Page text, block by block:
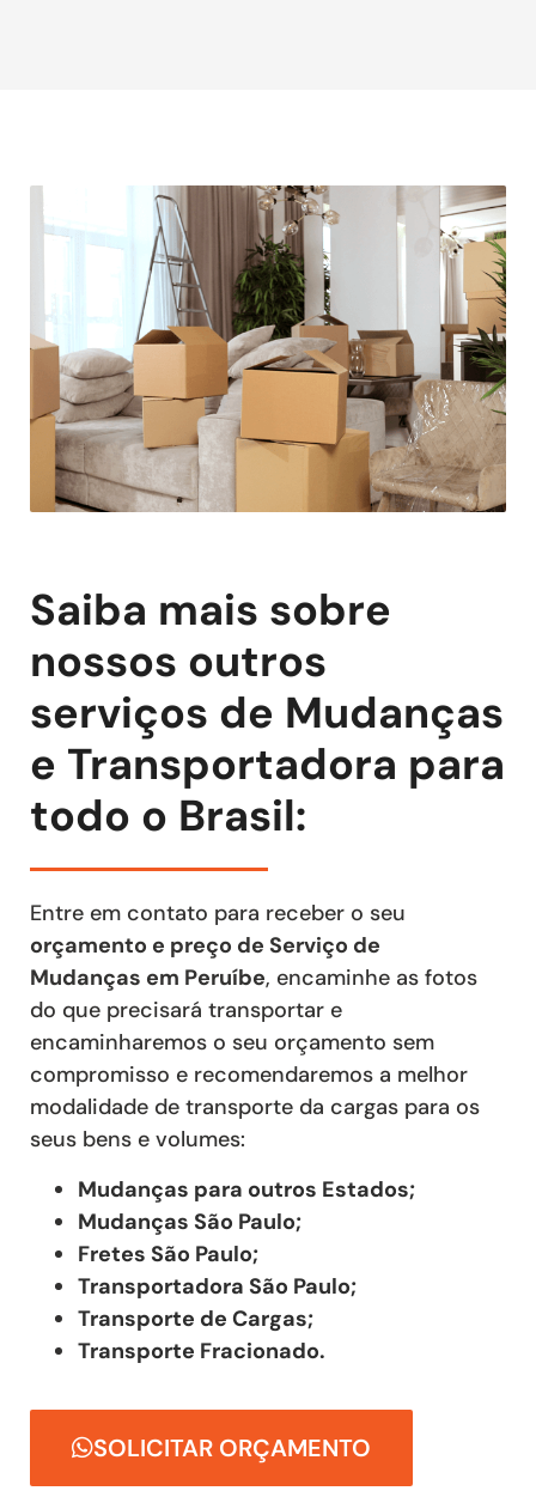
Saiba mais sobre
nossos outros
serviços de Mudanças
e Transportadora para
todo o Brasil:
Entre em contato para receber o seu
orçamento e preço de Serviço de
Mudanças em Peruíbe, encaminhe as fotos
do que precisará transportar e
encaminharemos o seu orçamento sem
compromisso e recomendaremos a melhor
modalidade de transporte da cargas para os
seus bens e volumes:
Mudanças para outros Estados;
Mudanças São Paulo;
Fretes São Paulo;
Transportadora São Paulo;
Transporte de Cargas;
Transporte Fracionado.
SOLICITAR ORÇAMENTO